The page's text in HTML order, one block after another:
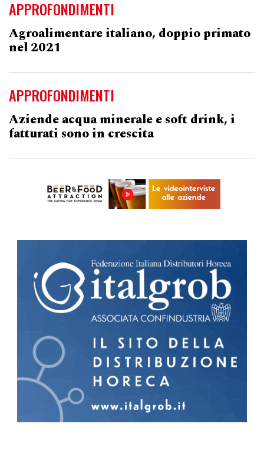
APPROFONDIMENTI
Agroalimentare italiano, doppio primato
nel 2021
APPROFONDIMENTI
Aziende acqua minerale e soft drink, i
fatturati sono in crescita